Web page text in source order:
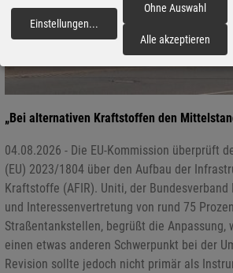
„Bei alternativen Kraftstoffen den
04.08.2026 - Die EU-Kommission überprüft
(EU) 2023/1804 über den Aufbau der
Kraftstoffe (AFIR). Uniti, der
und Interessenvertretung von rund 75
Straßentankstellen, begrüßt die Anpassung,
einen etwas anderen Schwerpunkt bei der
Revision sollte jedoch nicht primär als
Einstellungen...
Ohne Auswahl
Alle akzeptieren